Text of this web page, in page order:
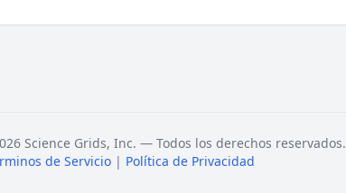
Science Grids, Inc. — Todos los derechos reservados.
de Servicio | Política de Privacidad